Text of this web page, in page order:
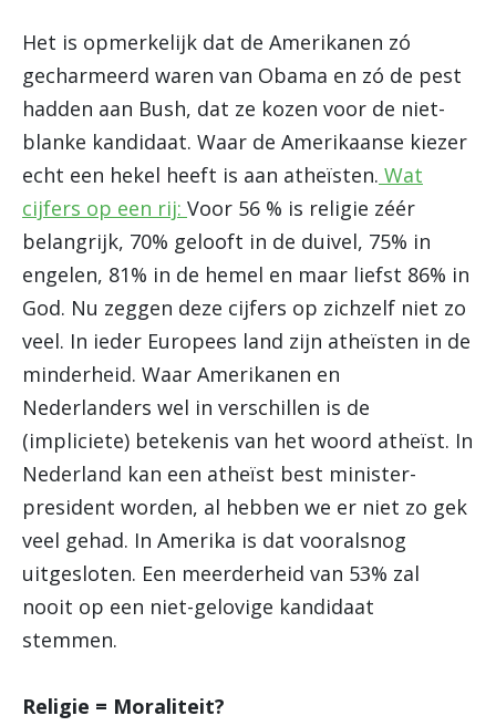
Het is opmerkelijk dat de Amerikanen zó
gecharmeerd waren van Obama en zó de pest
hadden aan Bush, dat ze kozen voor de niet-
blanke kandidaat. Waar de Amerikaanse kiezer
echt een hekel heeft is aan atheïsten. Wat
cijfers op een rij: Voor 56 % is religie zéér
belangrijk, 70% gelooft in de duivel, 75% in
engelen, 81% in de hemel en maar liefst 86% in
God. Nu zeggen deze cijfers op zichzelf niet zo
veel. In ieder Europees land zijn atheïsten in de
minderheid. Waar Amerikanen en
Nederlanders wel in verschillen is de
(impliciete) betekenis van het woord atheïst. In
Nederland kan een atheïst best minister-
president worden, al hebben we er niet zo gek
veel gehad. In Amerika is dat vooralsnog
uitgesloten. Een meerderheid van 53% zal
nooit op een niet-gelovige kandidaat
stemmen.
Religie = Moraliteit?